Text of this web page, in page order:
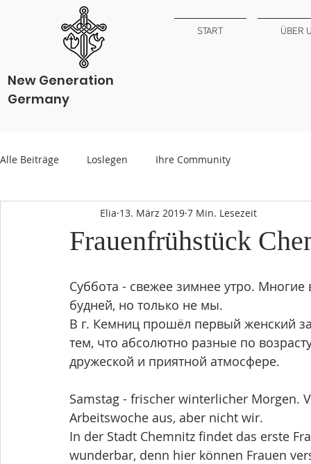
START ÜBER
New Generation
Germany
Alle Beiträge Loslegen Ihre Community
Frauenfrühstück
Elia 13. März 2019 7 Min. Lesezeit
Суббота - свежее зимнее утро.
будней, но только не мы.
В г. Кемниц прошёл первый женский
тем, что абсолютно разные по
дружеской и приятной атмосфере.
Samstag - frischer winterlicher Morgen.
Arbeitswoche aus, aber nicht wir.
In der Stadt Chemnitz findet das erste
wunderbar, denn hier können Frauen